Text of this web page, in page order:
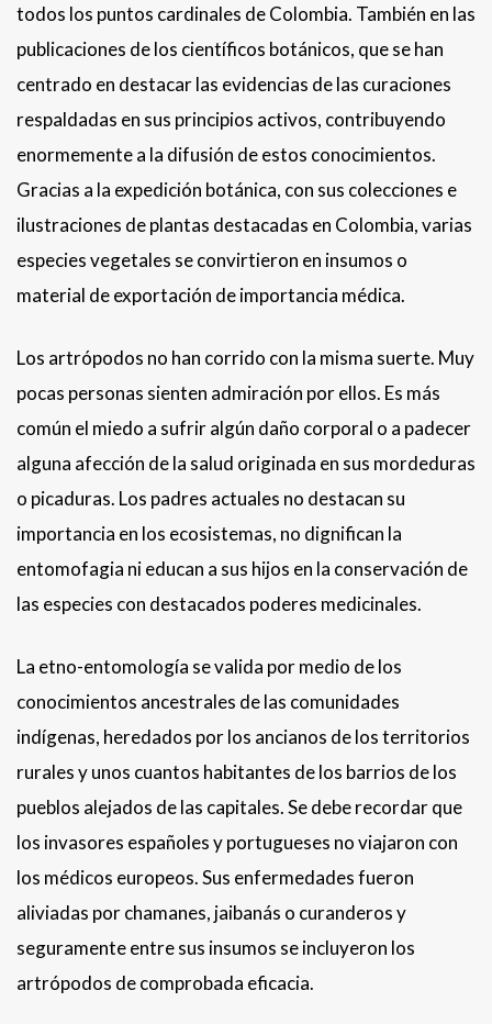
todos los puntos cardinales de Colombia. También en las
publicaciones de los científicos botánicos, que se han
centrado en destacar las evidencias de las curaciones
respaldadas en sus principios activos, contribuyendo
enormemente a la difusión de estos conocimientos.
Gracias a la expedición botánica, con sus colecciones e
ilustraciones de plantas destacadas en Colombia, varias
especies vegetales se convirtieron en insumos o
material de exportación de importancia médica.
Los artrópodos no han corrido con la misma suerte. Muy
pocas personas sienten admiración por ellos. Es más
común el miedo a sufrir algún daño corporal o a padecer
alguna afección de la salud originada en sus mordeduras
o picaduras. Los padres actuales no destacan su
importancia en los ecosistemas, no dignifican la
entomofagia ni educan a sus hijos en la conservación de
las especies con destacados poderes medicinales.
La etno-entomología se valida por medio de los
conocimientos ancestrales de las comunidades
indígenas, heredados por los ancianos de los territorios
rurales y unos cuantos habitantes de los barrios de los
pueblos alejados de las capitales. Se debe recordar que
los invasores españoles y portugueses no viajaron con
los médicos europeos. Sus enfermedades fueron
aliviadas por chamanes, jaibanás o curanderos y
seguramente entre sus insumos se incluyeron los
artrópodos de comprobada eficacia.